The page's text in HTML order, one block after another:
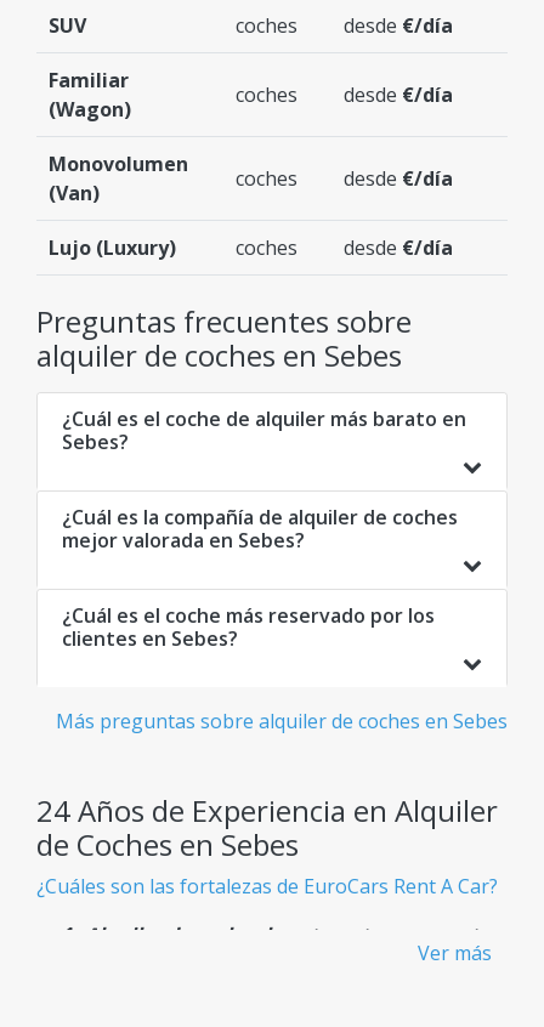
SUV coches desde €/día
Familiar
(Wagon)
coches desde €/día
Monovolumen
(Van)
coches desde €/día
Lujo (Luxury) coches desde €/día
Preguntas frecuentes sobre
alquiler de coches en Sebes
¿Cuál es el coche de alquiler más barato en
Sebes?
¿Cuál es la compañía de alquiler de coches
mejor valorada en Sebes?
¿Cuál es el coche más reservado por los
clientes en Sebes?
Más preguntas sobre alquiler de coches en Sebes
24 Años de Experiencia en Alquiler
de Coches en Sebes
¿Cuáles son las fortalezas de EuroCars Rent A Car?
Alquiler de coches baratos y transparentes
Ver más